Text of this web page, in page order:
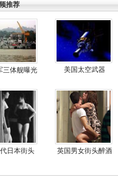
推荐
三体舰曝光 美国太空武器
日本街头 英国男女街头醉酒